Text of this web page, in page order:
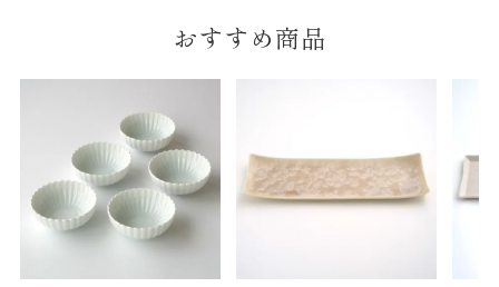
包装紙について
B.婚礼や出産、長寿祝などに使用する包装紙です。
A
B
おすすめ商品